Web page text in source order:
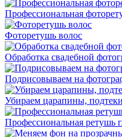
Профессиональная
Фоторетушь волос
Обработка свадебной
Подрисовываем на
Убираем царапины,
Профессиональная ретушь